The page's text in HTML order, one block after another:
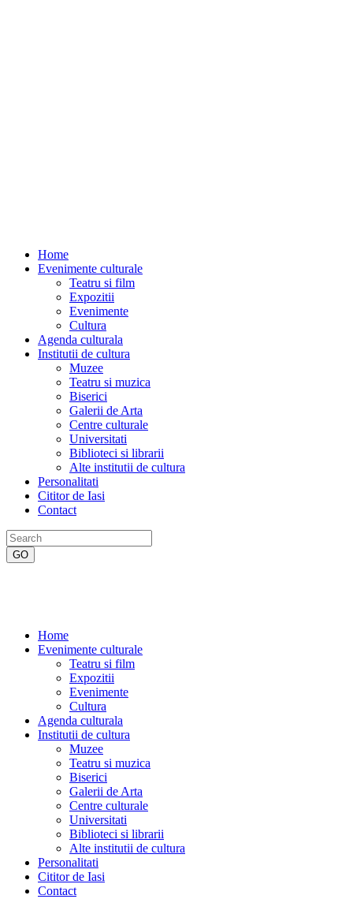
Home
Evenimente culturale
Teatru si film
Expozitii
Evenimente
Cultura
Agenda culturala
Institutii de cultura
Muzee
Teatru si muzica
Biserici
Galerii de Arta
Centre culturale
Universitati
Biblioteci si librarii
Alte institutii de cultura
Personalitati
Cititor de Iasi
Contact
Home
Evenimente culturale
Teatru si film
Expozitii
Evenimente
Cultura
Agenda culturala
Institutii de cultura
Muzee
Teatru si muzica
Biserici
Galerii de Arta
Centre culturale
Universitati
Biblioteci si librarii
Alte institutii de cultura
Personalitati
Cititor de Iasi
Contact